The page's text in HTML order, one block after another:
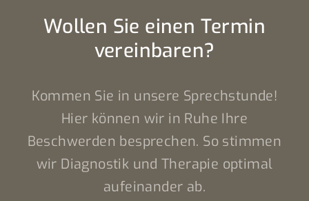
Wollen Sie einen Termin
vereinbaren?
Kommen Sie in unsere Sprechstunde!
Hier können wir in Ruhe Ihre
Beschwerden besprechen. So stimmen
wir Diagnostik und Therapie optimal
aufeinander ab.